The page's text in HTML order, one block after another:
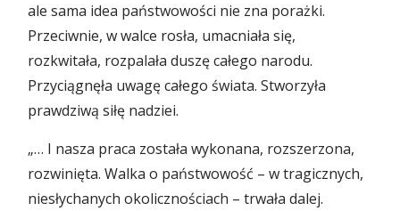
ale sama idea państwowości nie zna porażki.
Przeciwnie, w walce rosła, umacniała się,
rozkwitała, rozpalała duszę całego narodu.
Przyciągnęła uwagę całego świata. Stworzyła
prawdziwą siłę nadziei.
„… I nasza praca została wykonana, rozszerzona,
rozwinięta. Walka o państwowość – w tragicznych,
niesłychanych okolicznościach – trwała dalej.